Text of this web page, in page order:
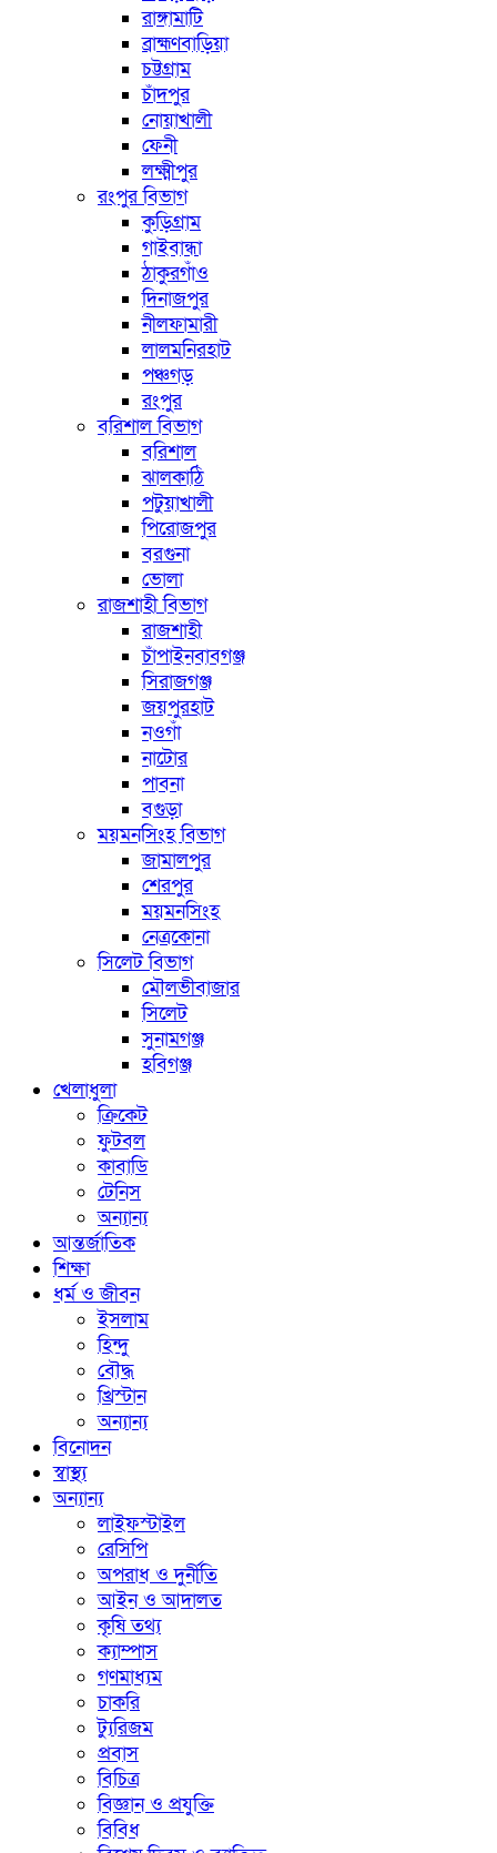
রাঙ্গামাটি
ব্রাহ্মণবাড়িয়া
চট্টগ্রাম
চাঁদপুর
নোয়াখালী
ফেনী
লক্ষ্মীপুর
রংপুর বিভাগ
কুড়িগ্রাম
গাইবান্ধা
ঠাকুরগাঁও
দিনাজপুর
নীলফামারী
লালমনিরহাট
পঞ্চগড়
রংপুর
বরিশাল বিভাগ
বরিশাল
ঝালকাঠি
পটুয়াখালী
পিরোজপুর
বরগুনা
ভোলা
রাজশাহী বিভাগ
রাজশাহী
চাঁপাইনবাবগঞ্জ
সিরাজগঞ্জ
জয়পুরহাট
নওগাঁ
নাটোর
পাবনা
বগুড়া
ময়মনসিংহ বিভাগ
জামালপুর
শেরপুর
ময়মনসিংহ
নেত্রকোনা
সিলেট বিভাগ
মৌলভীবাজার
সিলেট
সুনামগঞ্জ
হবিগঞ্জ
খেলাধুলা
ক্রিকেট
ফুটবল
কাবাডি
টেনিস
অন্যান্য
আন্তর্জাতিক
শিক্ষা
ধর্ম ও জীবন
ইসলাম
হিন্দু
বৌদ্ধ
খ্রিস্টান
অন্যান্য
বিনোদন
স্বাস্থ্য
অন্যান্য
লাইফস্টাইল
রেসিপি
অপরাধ ও দুর্নীতি
আইন ও আদালত
কৃষি তথ্য
ক্যাম্পাস
গণমাধ্যম
চাকরি
ট্যুরিজম
প্রবাস
বিচিত্র
বিজ্ঞান ও প্রযুক্তি
বিবিধ